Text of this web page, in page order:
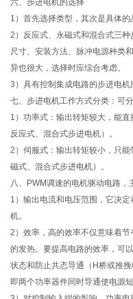
六、步进电机的选择
1）首先选择类型，其次是具体的
2）反应式、永磁式和混合式三
尺寸、安装方法、脉冲电源种类
异也很大，选择时应综合考虑。
3）具有控制集成电路的步进电机
七、步进电机工作方式分类：可
1）功率式：输出转矩较大，能
反应式、混合式步进电机）。
2）伺服式：输出转矩较小，只
磁式、混合式步进电机）。
八、PWM调速的电机驱动电路，
1）输出电流和电压范围，它决
机。
2）效率，高的效率不仅意味着
的发热。要提高电路的效率，可
状态和防止共态导通（H桥或推
即两个功率器件同时导通使电源短